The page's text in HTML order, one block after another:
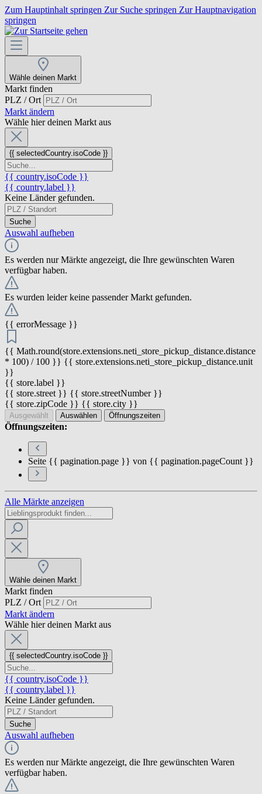
Zum Hauptinhalt springen Zur Suche springen Zur Hauptnavigation
springen
Wähle deinen Markt
Markt finden
PLZ / Ort
Markt ändern
Wähle hier deinen Markt aus
{{ selectedCountry.isoCode }}
{{ country.isoCode }}
{{ country.label }}
Keine Länder gefunden.
Suche
Auswahl aufheben
Es werden nur Märkte angezeigt, die Ihre gewünschten Waren
verfügbar haben.
Es wurden leider keine passender Markt gefunden.
{{ errorMessage }}
{{ Math.round(store.extensions.neti_store_pickup_distance.distance
* 100) / 100 }} {{ store.extensions.neti_store_pickup_distance.unit
}}
{{ store.label }}
{{ store.street }} {{ store.streetNumber }}
{{ store.zipCode }} {{ store.city }}
Ausgewählt Auswählen Öffnungszeiten
Öffnungszeiten:
Seite {{ pagination.page }} von {{ pagination.pageCount }}
Alle Märkte anzeigen
Wähle deinen Markt
Markt finden
PLZ / Ort
Markt ändern
Wähle hier deinen Markt aus
{{ selectedCountry.isoCode }}
{{ country.isoCode }}
{{ country.label }}
Keine Länder gefunden.
Suche
Auswahl aufheben
Es werden nur Märkte angezeigt, die Ihre gewünschten Waren
verfügbar haben.